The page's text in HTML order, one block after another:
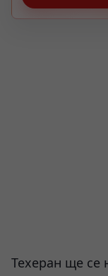
Техеран ще се